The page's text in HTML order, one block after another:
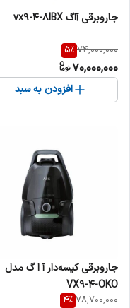
جاروبرقی آاگ vx9-4-8IBX
74,000,000
5%
70,000,000
افزودن به سبد
جاروبرقی کیسه‌‎دار آ ا گ مدل
VX9-4-OKO
78,700,000
4%